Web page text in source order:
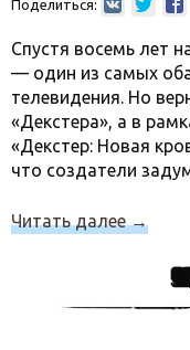
Поделиться:
Спустя восемь лет
— один из самых
телевидения. Но
«Декстера», а в
«Декстер: Новая
что создатели
Читать далее→